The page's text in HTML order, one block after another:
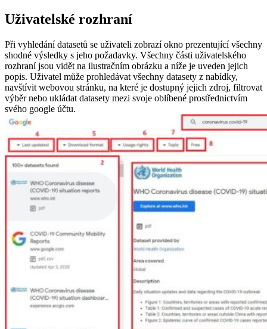
Uživatelské rozhraní
Při vyhledání datasetů se uživateli zobrazí okno prezentující všechny
shodné výsledky s jeho požadavky. Všechny části uživatelského
rozhraní jsou vidět na ilustračním obrázku a níže je uveden jejich
popis. Uživatel může prohledávat všechny datasety z nabídky,
navštívit webovou stránku, na které je dostupný jejich zdroj, filtrovat
výběr nebo ukládat datasety mezi svoje oblíbené prostřednictvím
svého google účtu.